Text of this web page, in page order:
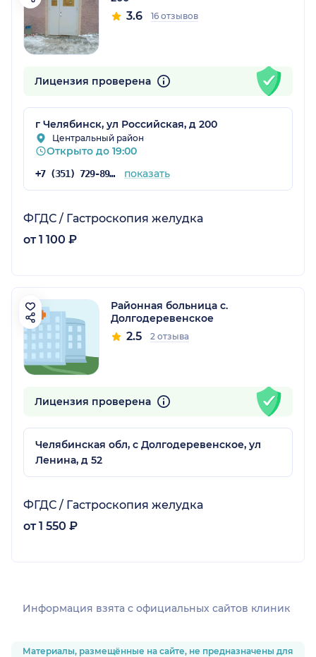
3.6 16 отзывов
Лицензия проверена
г Челябинск, ул Российская, д 200
Центральный район
Открыто до 19:00
+7 (351) 729-89-01 показать
ФГДС / Гастроскопия желудка
от 1 100 ₽
Районная больница с.
Долгодеревенское
2.5 2 отзыва
Лицензия проверена
Челябинская обл, с Долгодеревенское, ул
Ленина, д 52
ФГДС / Гастроскопия желудка
от 1 550 ₽
Информация взята c официальных сайтов клиник
Материалы, размещённые на сайте, не предназначены для